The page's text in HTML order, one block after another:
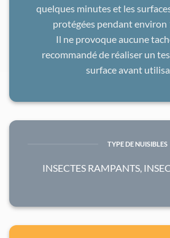
quelques minutes et les
protégées pendant environ
Il ne provoque aucune
recommandé de réaliser un
surface avant
TYPE DE NUISIBLES
INSECTES RAMPANTS,